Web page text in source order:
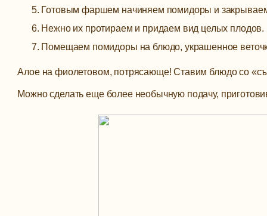
Готовым фаршем начиняем помидоры и
Нежно их протираем и придаем вид целых плодов.
Помещаем помидоры на блюдо, украшенное
Алое на фиолетовом, потрясающе! Ставим блюдо со
Можно сделать еще более необычную подачу,